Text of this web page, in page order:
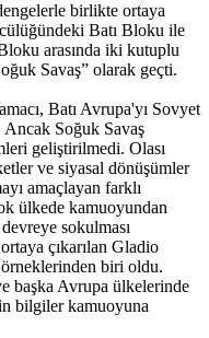
birlikte ortaya
Batı Bloku ile
arasında iki kutuplu
Savaş” olarak geçti.
Batı Avrupa'yı Sovyet
Ancak Soğuk Savaş
geliştirilmedi. Olası
ve siyasal dönüşümler
amaçlayan farklı
ülkede kamuoyundan
sokulması
çıkarılan Gladio
örneklerinden biri oldu.
başka Avrupa ülkelerinde
bilgiler kamuoyuna